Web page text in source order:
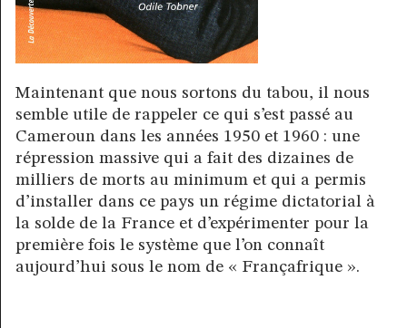
Maintenant que nous sortons du tabou, il nous
semble utile de rappeler ce qui s’est passé au
Cameroun dans les années 1950 et 1960 : une
répression massive qui a fait des dizaines de
milliers de morts au minimum et qui a permis
d’installer dans ce pays un régime dictatorial à
la solde de la France et d’expérimenter pour la
première fois le système que l’on connaît
aujourd’hui sous le nom de « Françafrique ».